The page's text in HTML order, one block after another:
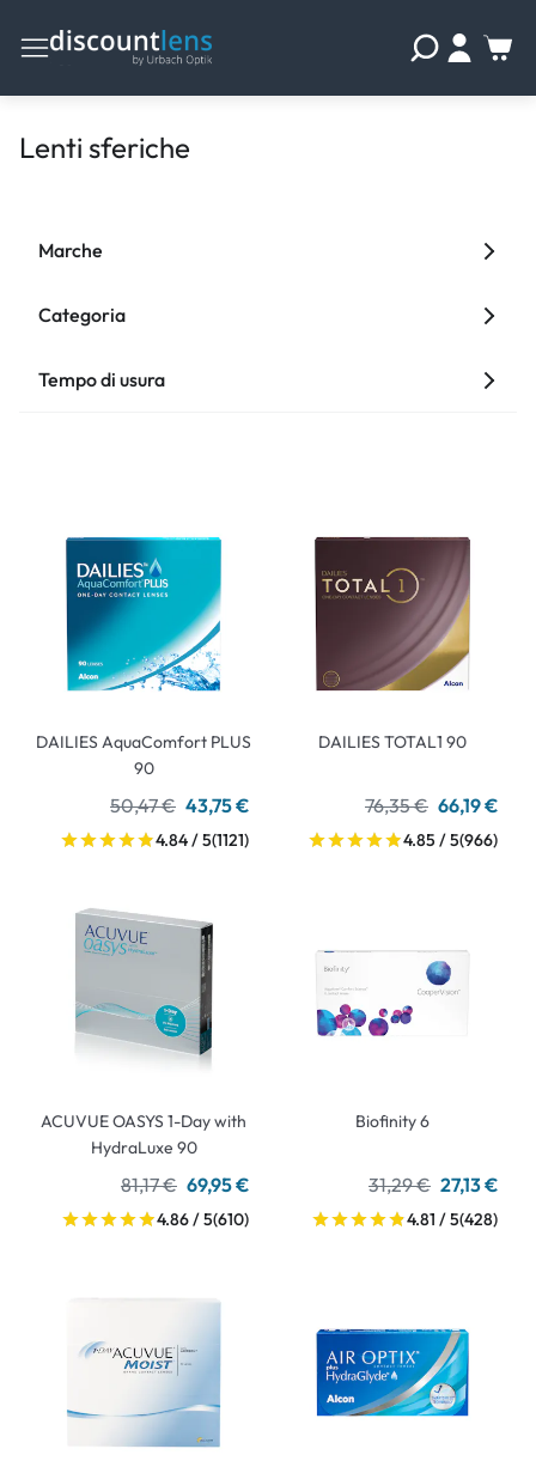
Lenti sferiche
Marche
Categoria
Tempo di usura
DAILIES AquaComfort PLUS
90
50,47 € 43,75 €
4.84 / 5(1121)
DAILIES TOTAL1 90
76,35 € 66,19 €
4.85 / 5(966)
ACUVUE OASYS 1-Day with
HydraLuxe 90
81,17 € 69,95 €
4.86 / 5(610)
Biofinity 6
31,29 € 27,13 €
4.81 / 5(428)